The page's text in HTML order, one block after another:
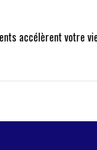
accélèrent votre